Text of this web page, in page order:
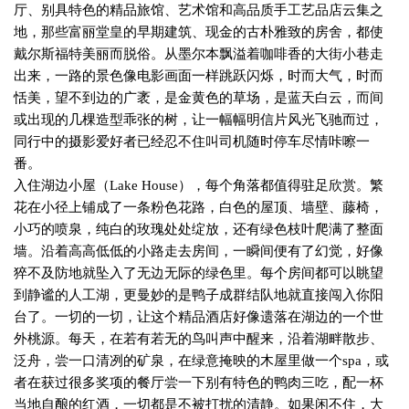
厅、别具特色的精品旅馆、艺术馆和高品质手工艺品店云集之
地，那些富丽堂皇的早期建筑、现金的古朴雅致的房舍，都使
戴尔斯福特美丽而脱俗。从墨尔本飘溢着咖啡香的大街小巷走
出来，一路的景色像电影画面一样跳跃闪烁，时而大气，时而
恬美，望不到边的广袤，是金黄色的草场，是蓝天白云，而间
或出现的几棵造型乖张的树，让一幅幅明信片风光飞驰而过，
同行中的摄影爱好者已经忍不住叫司机随时停车尽情咔嚓一
番。
入住湖边小屋（Lake House），每个角落都值得驻足欣赏。繁
花在小径上铺成了一条粉色花路，白色的屋顶、墙壁、藤椅，
小巧的喷泉，纯白的玫瑰处处绽放，还有绿色枝叶爬满了整面
墙。沿着高高低低的小路走去房间，一瞬间便有了幻觉，好像
猝不及防地就坠入了无边无际的绿色里。每个房间都可以眺望
到静谧的人工湖，更曼妙的是鸭子成群结队地就直接闯入你阳
台了。一切的一切，让这个精品酒店好像遗落在湖边的一个世
外桃源。每天，在若有若无的鸟叫声中醒来，沿着湖畔散步、
泛舟，尝一口清冽的矿泉，在绿意掩映的木屋里做一个spa ，或
者在获过很多奖项的餐厅尝一下别有特色的鸭肉三吃，配一杯
当地自酿的红酒，一切都是不被打扰的清静。如果闲不住，大